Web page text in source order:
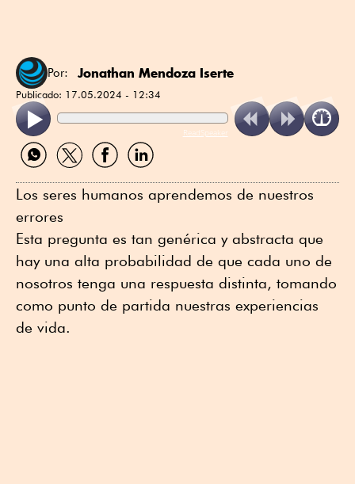
Por: Jonathan Mendoza Iserte
Publicado: 17.05.2024 - 12:34
ReadSpeaker
Compartir
por
Compartir
por
Compartir
por
Compartir
por
Los seres humanos aprendemos de nuestros
errores
Esta pregunta es tan genérica y abstracta que
hay una alta probabilidad de que cada uno de
nosotros tenga una respuesta distinta, tomando
como punto de partida nuestras experiencias
de vida.